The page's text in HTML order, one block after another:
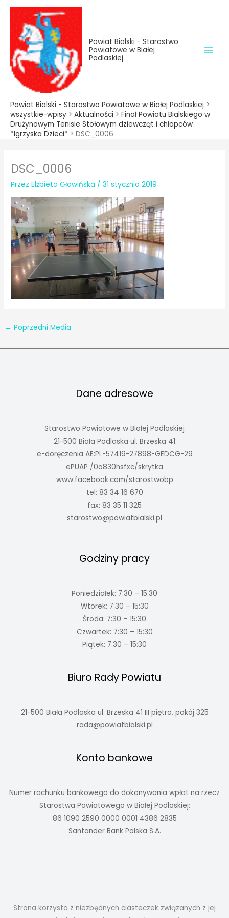
treści
Przejdź
treści
Powiat Bialski - Starostwo
Powiatowe w Białej
Podlaskiej
Powiat Bialski - Starostwo Powiatowe w Białej Podlaskiej >
wszystkie-wpisy > Aktualności > Finał Powiatu Bialskiego w
Drużynowym Tenisie Stołowym dziewcząt i chłopców
*Igrzyska Dzieci* > DSC_0006
DSC_0006
PrzezElżbieta Głowińska /31 stycznia 2019
← Poprzedni Media
Dane adresowe
Starostwo Powiatowe w Białej Podlaskiej
21-500 Biała Podlaska ul. Brzeska 41
e-doręczenia AE:PL-57419-27898-GEDCG-29
ePUAP /0o830hsfxc/skrytka
www.facebook.com/starostwobp
tel: 83 34 16 670
fax: 83 35 11 325
starostwo@powiatbialski.pl
Godziny pracy
Poniedziałek: 7:30 – 15:30
Wtorek: 7:30 – 15:30
Środa: 7:30 – 15:30
Czwartek: 7:30 – 15:30
Piątek: 7:30 – 15:30
Biuro Rady Powiatu
21-500 Biała Podlaska ul. Brzeska 41 III piętro, pokój 325
rada@powiatbialski.pl
Konto bankowe
Numer rachunku bankowego do dokonywania wpłat na rzecz
Starostwa Powiatowego w Białej Podlaskiej:
86 1090 2590 0000 0001 4386 2835
Santander Bank Polska S.A.
Strona korzysta z niezbędnych ciasteczek związanych z jej